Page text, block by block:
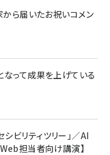
ら届いたお祝いコメン
なって成果を上げている
ビリティツリー」／AI
担当者向け講演】